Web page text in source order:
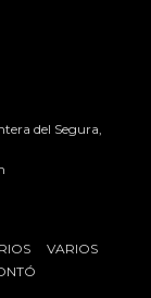
del Segura,
VARIOS